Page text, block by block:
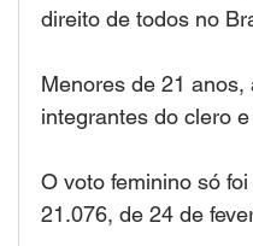
direito de todos no
Menores de 21
integrantes do clero
O voto feminino só
21.076, de 24 de